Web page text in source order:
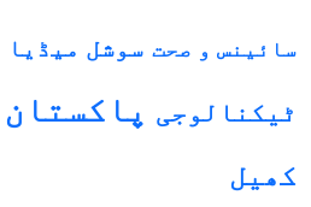
سائینس و صحت سوشل میڈیا
ٹیکنالوجی پاکستان
کھیل